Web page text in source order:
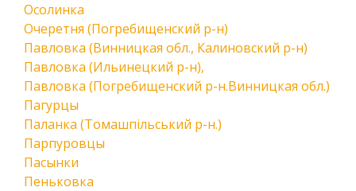
Осолинка
Очеретня (Погребищенский р-н)
Павловка (Винницкая обл., Калиновский р-н)
Павловка (Ильинецкий р-н),
Павловка (Погребищенский р-н.Винницкая обл.)
Пагурцы
Паланка (Томашпільський р-н.)
Парпуровцы
Пасынки
Пеньковка